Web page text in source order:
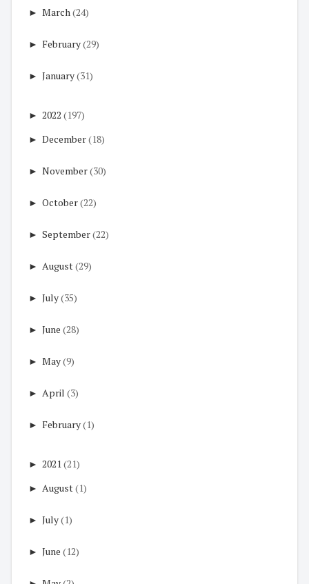
► March(24)
► February(29)
► January(31)
► 2022 (197)
► December(18)
► November(30)
► October(22)
► September(22)
► August(29)
► July(35)
► June (28)
► May(9)
► April (3)
► February(1)
► 2021 (21)
► August(1)
► July(1)
► June (12)